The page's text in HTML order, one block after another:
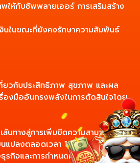
ให้กับซัพพลายเออร์ การเสริมสร้าง
นในขณะที่ยังคงรักษาความสัมพันธ์
ยวกับประสิทธิภาพ สุขภาพ และผล
องมืออันทรงพลังในการตัดสินใจโดย
นทางสู่การเพิ่มขีดความสามารถ
แปลงตลอดเวลา โปรดจำไว้ว่าตัวเลข
รกิจและการกำหนดผลลัพธ์ที่ประสบ